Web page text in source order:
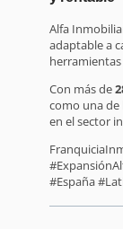
Alfa
adaptable a
Con más de
como una de
en el sector
#España